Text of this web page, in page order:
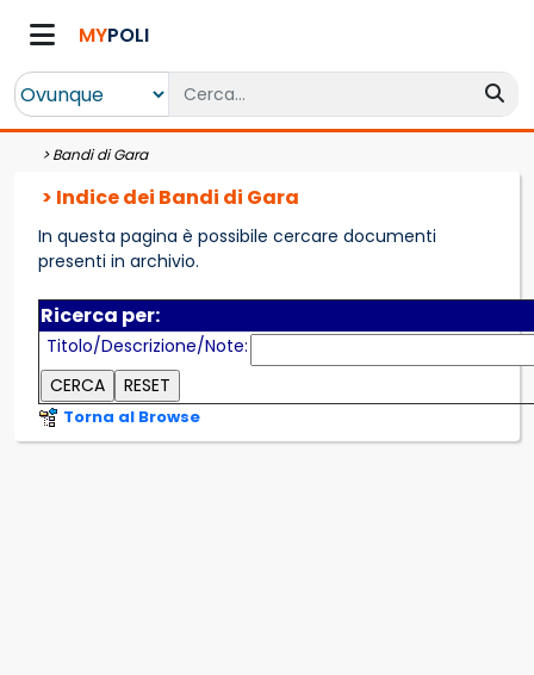
MYPOLI
>Bandi di Gara
> Indice dei Bandi di Gara
In questa pagina è possibile cercare documenti
presenti in archivio.
Ricerca per:
Titolo/Descrizione/Note:
Torna al Browse